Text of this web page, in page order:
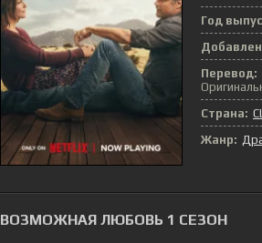
Год
Перевод:
Страна:
Жанр:
ВОЗМОЖНАЯ ЛЮБОВЬ 1 СЕЗОН